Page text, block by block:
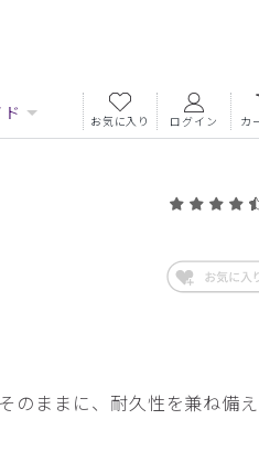
お気に入り ログイン カ
のままに、耐久性を兼ね備